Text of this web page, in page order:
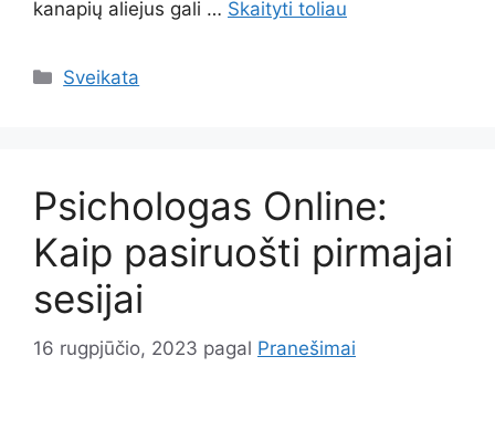
kanapių aliejus gali … Skaityti toliau
Kategorijos
Sveikata
Psichologas Online:
Kaip pasiruošti pirmajai
sesijai
16 rugpjūčio, 2023 pagal Pranešimai